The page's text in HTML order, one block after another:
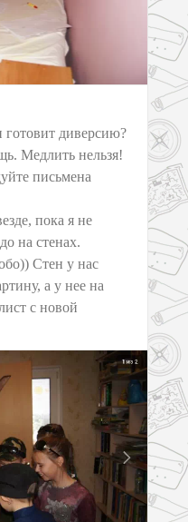
диверсию?
Медлить нельзя!
письмена
пока я не
на стенах.
Стен у нас
а у нее на
с новой